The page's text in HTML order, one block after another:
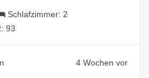
Schlafzimmer: 2
93
4 Wochen vor